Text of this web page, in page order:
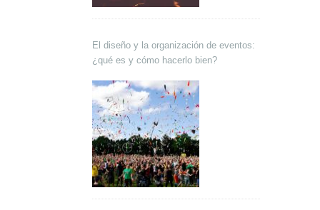
El diseño y la organización de eventos:
¿qué es y cómo hacerlo bien?